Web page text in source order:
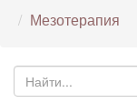
Мезотерапия